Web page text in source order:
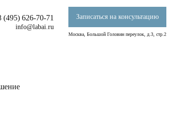
(495) 626-70-71
info@labai.ru
Записаться на консультацию
Москва, Большой Головин переулок, д.3, стр.2